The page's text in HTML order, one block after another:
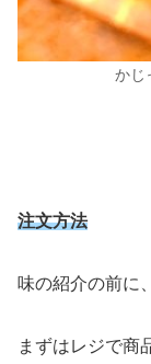
かじ
注文方法
味の紹介の前に
まずはレジで商